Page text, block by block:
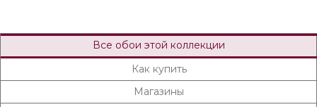
Все обои этой коллекции
Как купить
Магазины